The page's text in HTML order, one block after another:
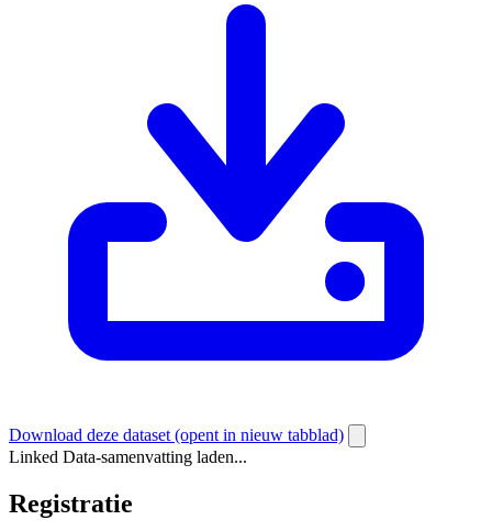
Download deze dataset (opent in nieuw tabblad)
Linked Data-samenvatting laden...
Registratie